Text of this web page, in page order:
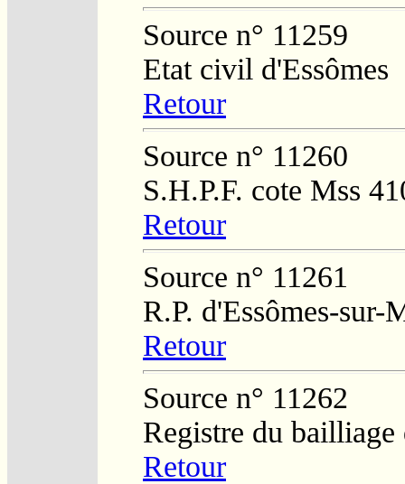
Source n° 11259
Etat civil d'Essômes
Retour
Source n° 11260
S.H.P.F. cote Mss
Retour
Source n° 11261
R.P. d'Essômes-sur-
Retour
Source n° 11262
Registre du
Retour